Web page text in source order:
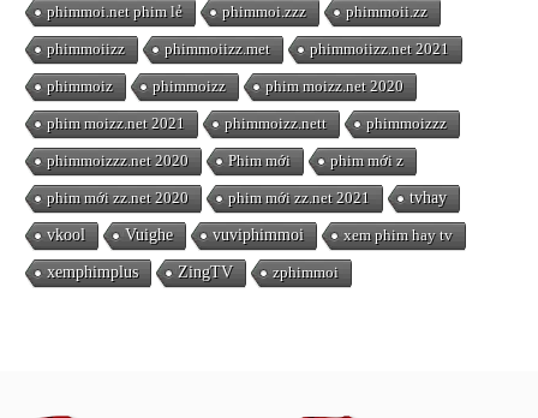
phimmoi.net phim lẻ phimmoi.zzz phimmoii.zz
phimmoiizz phimmoiizz.met phimmoiizz.net 2021
phimmoiz phimmoizz phim moizz.net 2020
phim moizz.net 2021 phimmoizz.nett phimmoizzz
phimmoizzz.net 2020 Phim mới phim mới z
phim mới zz.net 2020 phim mới zz.net 2021 tvhay
vkool Vuighe vuviphimmoi xem phim hay tv
xemphimplus ZingTV zphimmoi